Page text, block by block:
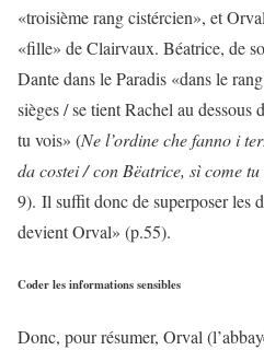
«troisième rang cistércien», et
«fille» de Clairvaux. Béatrice, de
Dante dans le Paradis «dans le
sièges / se tient Rachel au dessous
tu vois» (Ne l’ordine che fanno i
da costei / con Bëatrice, sì come tu
9). Il suffit donc de superposer les
devient Orval» (p.55).
Coder les informations sensibles
Donc, pour résumer, Orval